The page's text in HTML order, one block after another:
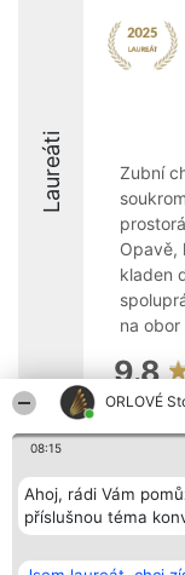
ORLOVÉ
08:15
Ahoj, rádi Vám
příslušnou téma
Laureáti
Zubní
Opavě,
kladen
na obor
9.8
Organizátor hlasování
o. sp. k.
ul. Ruska 22
Wrocław 50-079
381313360 | NIP